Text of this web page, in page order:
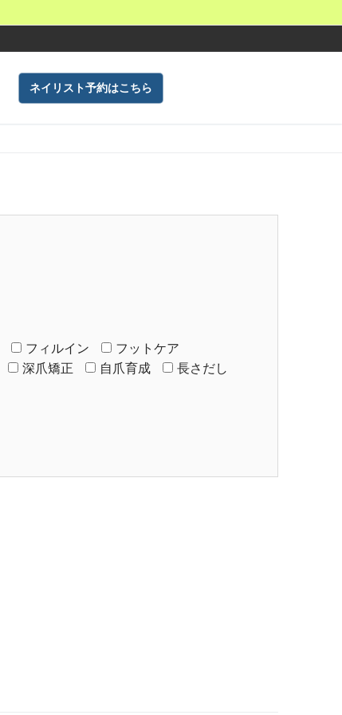
ネイリスト予約はこちら
フィルイン
フットケア
深爪矯正 自爪育成
長さだし